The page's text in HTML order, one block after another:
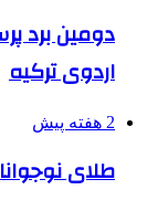
دومین برد
اردوی ترکیه
2 هفته پیش
طلای